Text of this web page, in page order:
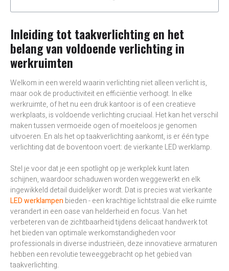
Inleiding tot taakverlichting en het
belang van voldoende verlichting in
werkruimten
Welkom in een wereld waarin verlichting niet alleen verlicht is,
maar ook de productiviteit en efficiëntie verhoogt. In elke
werkruimte, of het nu een druk kantoor is of een creatieve
werkplaats, is voldoende verlichting cruciaal. Het kan het verschil
maken tussen vermoeide ogen of moeiteloos je genomen
uitvoeren. En als het op taakverlichting aankomt, is er één type
verlichting dat de boventoon voert: de vierkante LED werklamp.
Stel je voor dat je een spotlight op je werkplek kunt laten
schijnen, waardoor schaduwen worden weggewerkt en elk
ingewikkeld detail duidelijker wordt. Dat is precies wat vierkante
LED werklampen bieden - een krachtige lichtstraal die elke ruimte
verandert in een oase van helderheid en focus. Van het
verbeteren van de zichtbaarheid tijdens delicaat handwerk tot
het bieden van optimale werkomstandigheden voor
professionals in diverse industrieën, deze innovatieve armaturen
hebben een revolutie teweeggebracht op het gebied van
taakverlichting.